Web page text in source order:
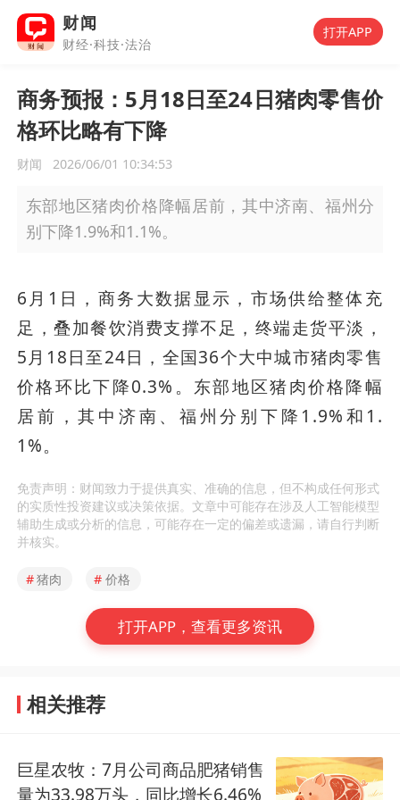
财闻
财经·科技·法治
打开APP
商务预报：5月18日至24日猪肉零售价
格环比略有下降
财闻 2026/06/01 10:34:53
东部地区猪肉价格降幅居前，其中济南、福州分
别下降1.9%和1.1%。
6月1日，商务大数据显示，市场供给整体充
足，叠加餐饮消费支撑不足，终端走货平淡，
5月18日至24日，全国36个大中城市猪肉零售
价格环比下降0.3%。东部地区猪肉价格降幅
居前，其中济南、福州分别下降1.9%和1.
1%。
免责声明：财闻致力于提供真实、准确的信息，但不构成任何形式
的实质性投资建议或决策依据。文章中可能存在涉及人工智能模型
辅助生成或分析的信息，可能存在一定的偏差或遗漏，请自行判断
并核实。
#猪肉 # 价格
打开APP，查看更多资讯
相关推荐
巨星农牧：7月公司商品肥猪销售
量为33.98万头，同比增长6.46%